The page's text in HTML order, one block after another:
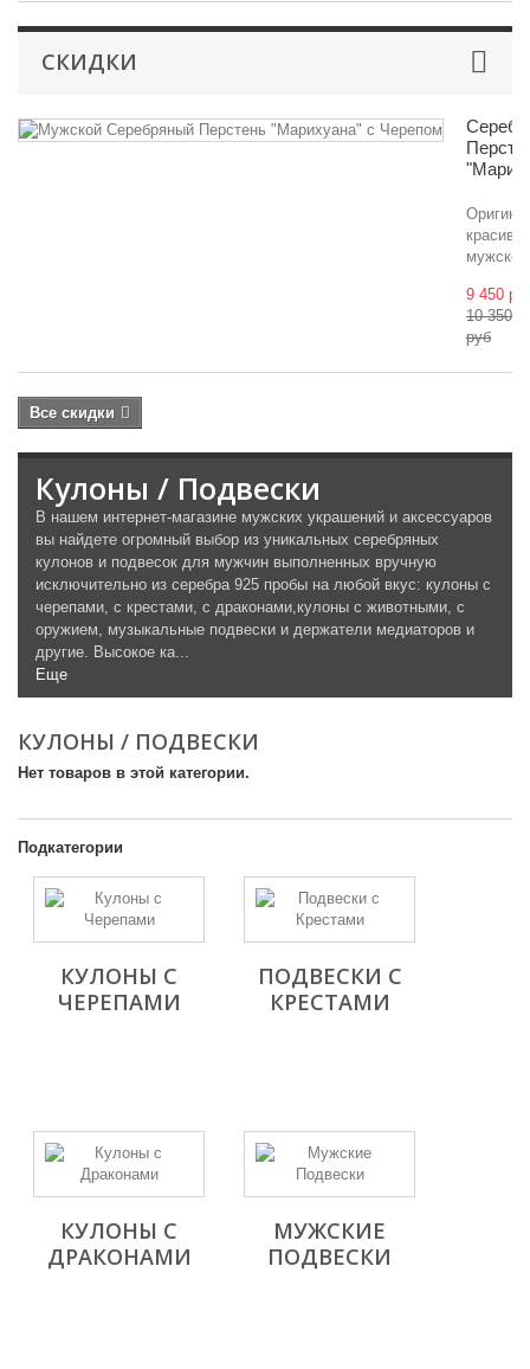
СКИДКИ
9 450
10 350
руб
Все скидки
Кулоны / Подвески
В нашем интернет-магазине мужских украшений и аксессуаров
вы найдете огромный выбор из уникальных серебряных
кулонов и подвесок для мужчин выполненных вручную
исключительно из серебра 925 пробы на любой вкус: кулоны с
черепами, с крестами, с драконами,кулоны с животными, с
оружием, музыкальные подвески и держатели медиаторов и
другие. Высокое ка...
Еще
КУЛОНЫ / ПОДВЕСКИ
Нет товаров в этой категории.
Подкатегории
КУЛОНЫ С
ЧЕРЕПАМИ
ПОДВЕСКИ С
КРЕСТАМИ
КУЛОНЫ С
ДРАКОНАМИ
МУЖСКИЕ
ПОДВЕСКИ